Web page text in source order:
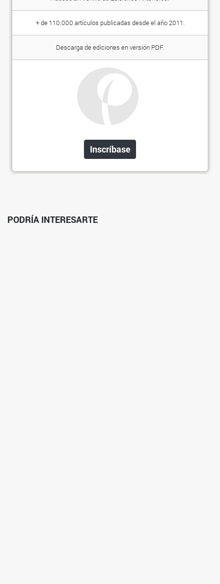
+ de 110.000 artículos publicadas desde el año 2011.
Descarga de ediciones en versión PDF.
Inscríbase
PODRÍA INTERESARTE